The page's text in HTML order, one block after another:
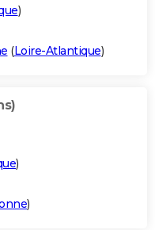
)
(Loire-Atlantique)
)
)